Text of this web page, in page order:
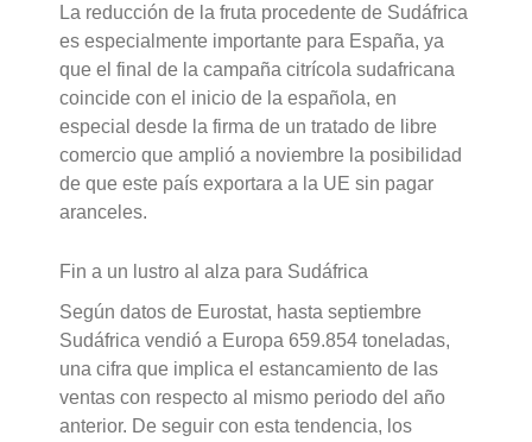
La reducción de la fruta procedente de Sudáfrica
es especialmente importante para España, ya
que el final de la campaña citrícola sudafricana
coincide con el inicio de la española, en
especial desde la firma de un tratado de libre
comercio que amplió a noviembre la posibilidad
de que este país exportara a la UE sin pagar
aranceles.
Fin a un lustro al alza para Sudáfrica
Según datos de Eurostat, hasta septiembre
Sudáfrica vendió a Europa 659.854 toneladas,
una cifra que implica el estancamiento de las
ventas con respecto al mismo periodo del año
anterior. De seguir con esta tendencia, los